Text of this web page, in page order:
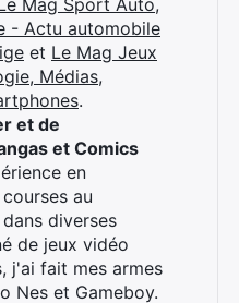
Mag Sport Auto,
- Actu automobile
et Le Mag Jeux
Médias,
.
et de
et Comics
en
au
diverses
de jeux vidéo
j'ai fait mes armes
Nes et Gameboy.